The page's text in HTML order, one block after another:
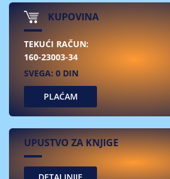
KUPOVINA
TEKUĆI RAČUN:
160-23003-34
SVEGA: 0 DIN
PLAĆAM
UPUSTVO ZA KNJIGE